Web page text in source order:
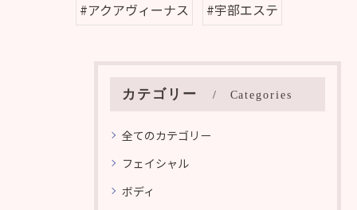
#アクアヴィーナス #宇部エステ
カテゴリー Categories
全てのカテゴリー
フェイシャル
ボディ